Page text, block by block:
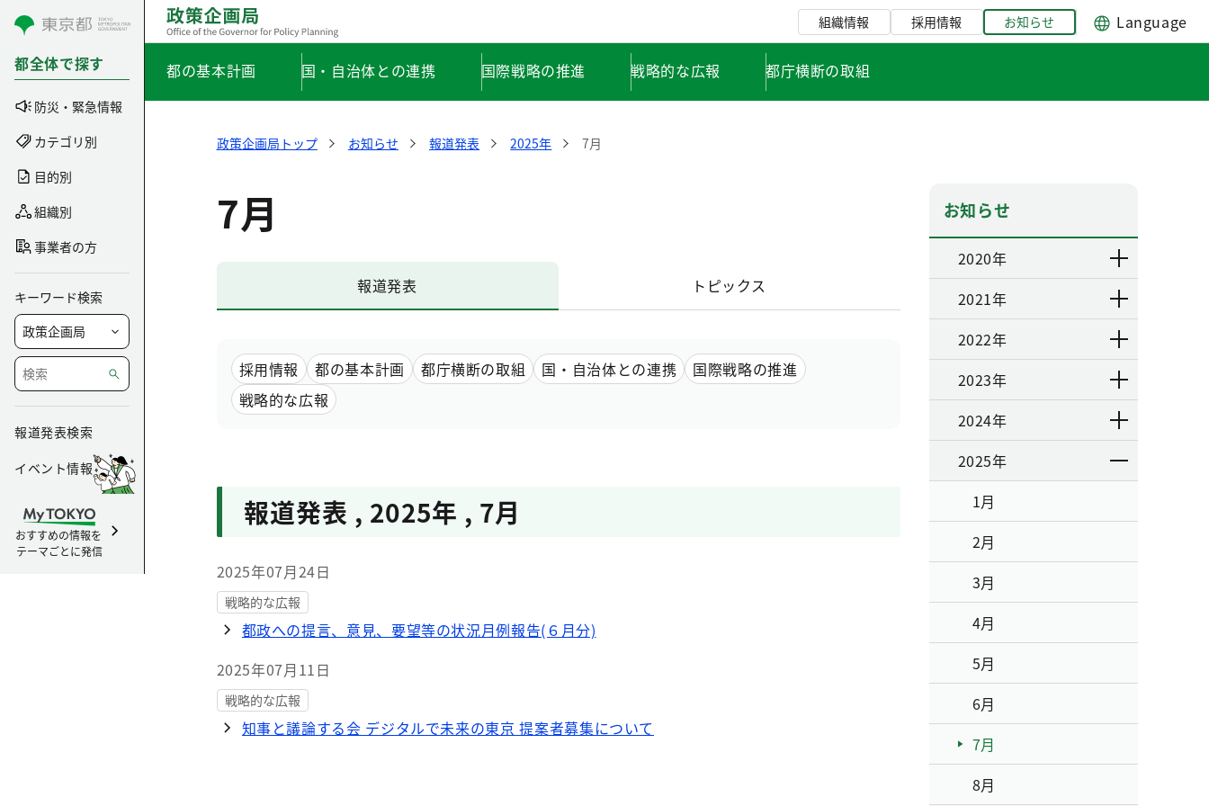
コンテンツにスキップ
都全体で探す
防災・緊急情報
カテゴリ別
目的別
組織別
事業者の方
キーワード検索
報道発表検索
イベント情報
おすすめの情報を
テーマごとに発信
組織情報 採用情報 お知らせ Language
都の基本計画 国・自治体との連携 国際戦略の推進 戦略的な広報 都庁横断の取組
政策企画局トップ お知らせ 報道発表 2025年 7月
7月
報道発表 トピックス
採用情報 都の基本計画 都庁横断の取組 国・自治体との連携
国際戦略の推進
戦略的な広報
報道発表 , 2025年 , 7月
2025年07月24日
戦略的な広報
都政への提言、意見、要望等の状況月例報告(６月分)
2025年07月11日
戦略的な広報
知事と議論する会 デジタルで未来の東京 提案者募集について
お知らせ
2020年
2021年
2022年
2023年
2024年
2025年
1月
2月
3月
4月
5月
6月
7月
8月